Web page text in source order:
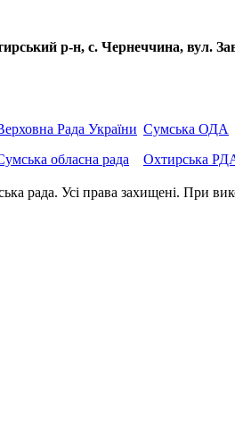
р-н, с. Чернеччина,
Рада України
обласна рада
Сумська ОДА
Охтирська
рада. Усi права захищенi. При